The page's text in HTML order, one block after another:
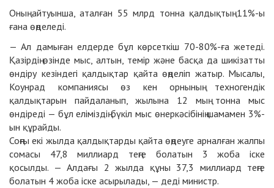
Оның айтуынша, аталған 55 млрд тонна қалдықтың 11%-ы
ғана өңделеді.
— Ал дамыған елдерде бұл көрсеткіш 70-80%-ға жетеді.
Қазірдің өзінде мыс, алтын, темір және басқа да шикізатты
өндіру кезіндегі қалдықтар қайта өңделіп жатыр. Мысалы,
Коунрад компаниясы өз кен орнының техногендік
қалдықтарын пайдаланып, жылына 12 мың тонна мыс
өндіреді — бұл еліміздің бүкіл мыс өнеркәсібінің шамамен 3%-
ын құрайды.
Соңғы екі жылда қалдықтарды қайта өңдеуге арналған жалпы
сомасы 47,8 миллиард теңге болатын 3 жоба іске
қосылды. — Алдағы 2 жылда құны 37,3 миллиард теңге
болатын 4 жоба іске асырылады, — деді министр.